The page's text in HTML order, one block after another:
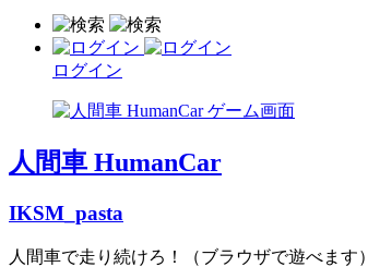
ログイン
人間車 HumanCar
IKSM_pasta
人間車で走り続けろ！（ブラウザで遊べます）